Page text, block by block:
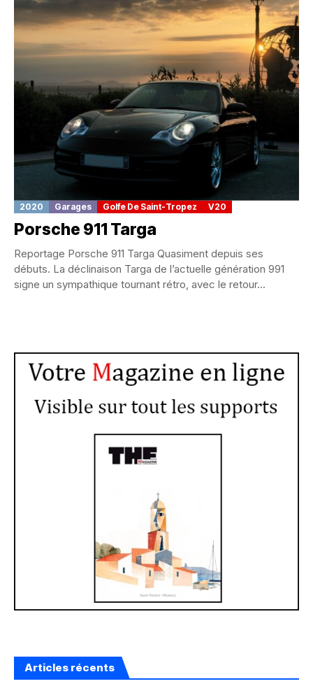
2020 Garages Golfe De Saint-Tropez V20
Porsche 911 Targa
Reportage Porsche 911 Targa Quasiment depuis ses
débuts. La déclinaison Targa de l’actuelle génération 991
signe un sympathique tournant rétro, avec le retour...
Articles récents